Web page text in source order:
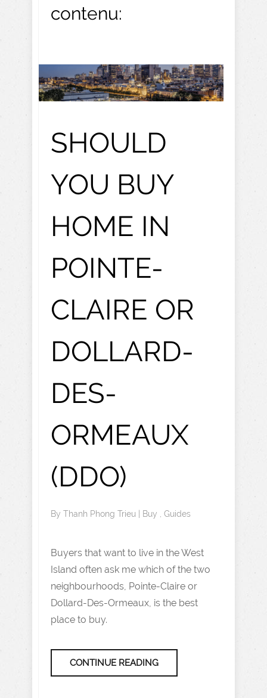
contenu:
SHOULD
YOU BUY
HOME IN
POINTE-
CLAIRE OR
DOLLARD-
DES-
ORMEAUX
(DDO)
By Thanh Phong Trieu Buy Guides
Buyers that want to live in the West
Island often ask me which of the two
neighbourhoods, Pointe-Claire or
Dollard-Des-Ormeaux, is the best
place to buy.
CONTINUE READING